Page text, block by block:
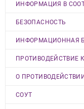
ИНФОРМАЦИЯ В
БЕЗОПАСНОСТЬ
ИНФОРМАЦИОННАЯ
ПРОТИВОДЕЙСТВИЕ
О
СОУТ